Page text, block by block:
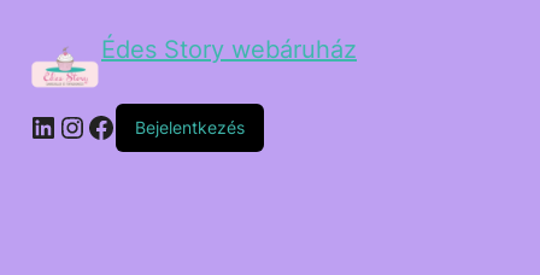
Édes Story webáruház
Bejelentkezés